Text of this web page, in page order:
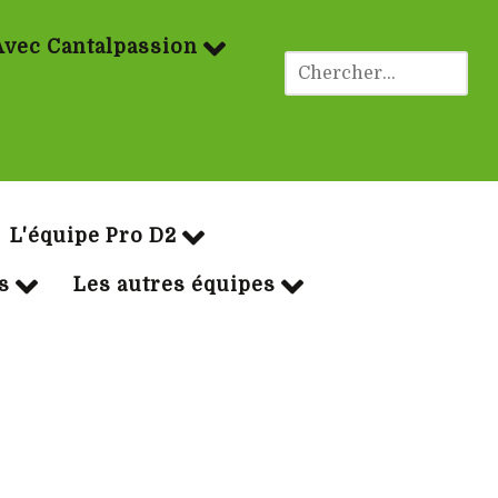
Cantalpassion
L'équipe Pro D2
Les autres équipes